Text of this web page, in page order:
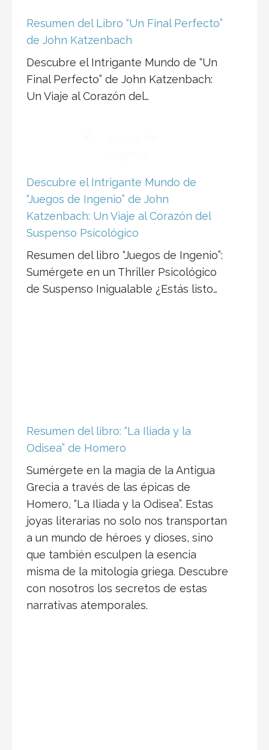
Resumen del Libro “Un Final Perfecto”
de John Katzenbach
Descubre el Intrigante Mundo de “Un
Final Perfecto” de John Katzenbach:
Un Viaje al Corazón del…
Descubre el Intrigante Mundo de
“Juegos de Ingenio” de John
Katzenbach: Un Viaje al Corazón del
Suspenso Psicológico
Resumen del libro “Juegos de Ingenio”:
Sumérgete en un Thriller Psicológico
de Suspenso Inigualable ¿Estás listo…
Resumen del libro: “La Iliada y la
Odisea” de Homero
Sumérgete en la magia de la Antigua
Grecia a través de las épicas de
Homero, “La Iliada y la Odisea”. Estas
joyas literarias no solo nos transportan
a un mundo de héroes y dioses, sino
que también esculpen la esencia
misma de la mitología griega. Descubre
con nosotros los secretos de estas
narrativas atemporales.